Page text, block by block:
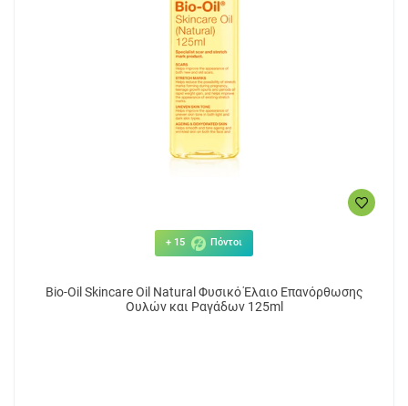
+ 15 Πόντοι
Bio-Oil Skincare Oil Natural Φυσικό Έλαιο Επανόρθωσης
Ουλών και Ραγάδων 125ml